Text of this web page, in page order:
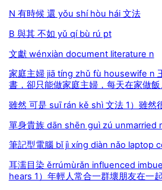
N 有時候 還 yǒu shí hòu hái 文法
B 與其 不如 yǔ qí bù rú pt
文獻 wénxiàn document literature n
家庭主婦 jiā tíng zhǔ fù housewife n
書，卻只能做家庭主婦，每天在家做
雖然 可是 suī rán kě shì 文法 1）雖然
單身貴族 dān shēn guì zú unmarried
筆記型電腦 bǐ jì xíng diàn nǎo laptop
耳濡目染 ěrrúmùrǎn influenced
hears 1）年輕人常合一群壞朋友在一